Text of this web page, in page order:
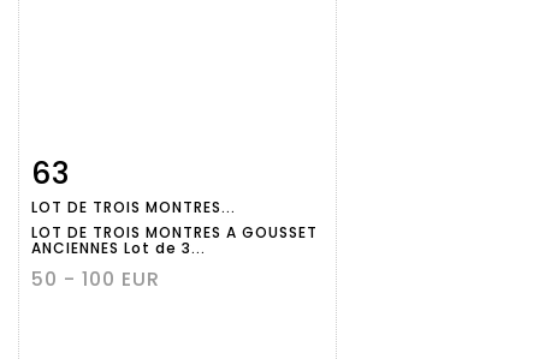
détaillée
63
LOT DE TROIS MONTRES...
LOT DE TROIS MONTRES A GOUSSET
ANCIENNES Lot de 3...
50 - 100 EUR